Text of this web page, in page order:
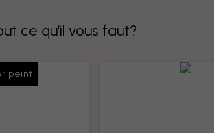
ce qu’il vous faut?
peint